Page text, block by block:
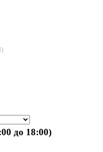
до 18:00)